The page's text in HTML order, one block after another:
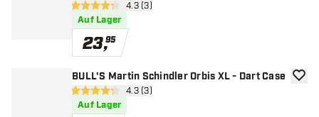
Bewertungsbereich öffnen
4.3 Bewertungssterne
4.3 (3)
Auf Lager
23,95
BULL'S Martin Schindler Orbis XL - Dart Case
Bewertungsbereich öffnen
4.3 Bewertungssterne
4.3 (3)
Auf Lager
Zur